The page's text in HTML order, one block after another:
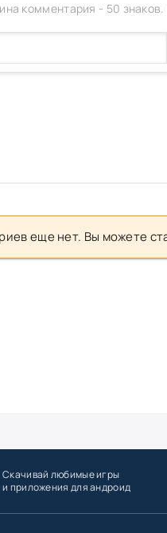
комментария - 50
еще нет. Вы можете
Скачивай любимые игры
и приложения для андроид